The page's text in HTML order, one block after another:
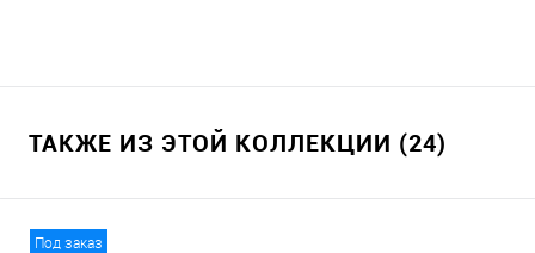
ТАКЖЕ ИЗ ЭТОЙ КОЛЛЕКЦИИ (24)
Под заказ